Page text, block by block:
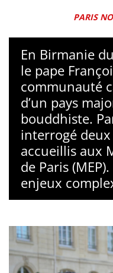
PARIS
En Birmanie
le pape
communauté
d’un pays
bouddhiste.
interrogé
accueillis aux
de Paris
enjeux